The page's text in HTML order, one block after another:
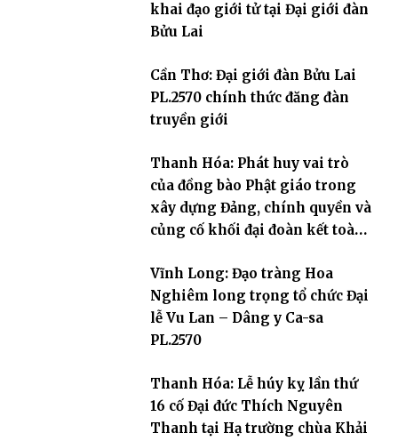
khai đạo giới tử tại Đại giới đàn
Bửu Lai
Cần Thơ: Đại giới đàn Bửu Lai
PL.2570 chính thức đăng đàn
truyền giới
Thanh Hóa: Phát huy vai trò
của đồng bào Phật giáo trong
xây dựng Đảng, chính quyền và
củng cố khối đại đoàn kết toàn
Vĩnh Long: Đạo tràng Hoa
Nghiêm long trọng tổ chức Đại
lễ Vu Lan – Dâng y Ca-sa
PL.2570
Thanh Hóa: Lễ húy kỵ lần thứ
16 cố Đại đức Thích Nguyên
Thanh tại Hạ trường chùa Khải